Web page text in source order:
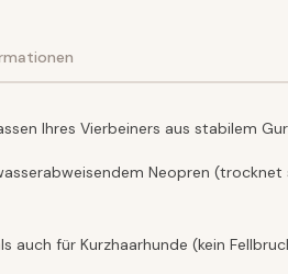
Ihres Vierbeiners aus stabilem
Neopren (trocknet
auch für Kurzhaarhunde (kein